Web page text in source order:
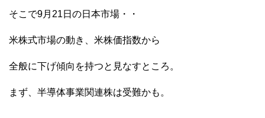
そこで9月21日の日本市場・・
米株式市場の動き、米株価指数から
全般に下げ傾向を持つと見なすところ。
まず、半導体事業関連株は受難かも。